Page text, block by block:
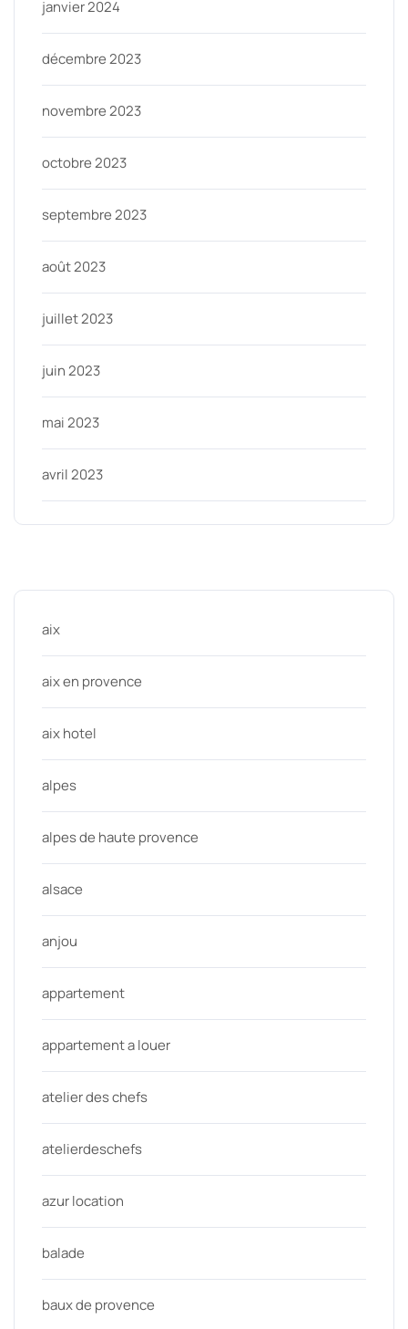
janvier 2024
décembre 2023
novembre 2023
octobre 2023
septembre 2023
août 2023
juillet 2023
juin 2023
mai 2023
avril 2023
aix
aix en provence
aix hotel
alpes
alpes de haute provence
alsace
anjou
appartement
appartement a louer
atelier des chefs
atelierdeschefs
azur location
balade
baux de provence